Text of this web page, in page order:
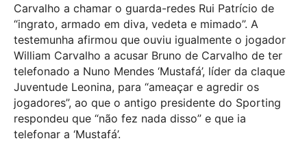
Carvalho a chamar o guarda-redes Rui Patrício de
“ingrato, armado em diva, vedeta e mimado”. A
testemunha afirmou que ouviu igualmente o jogador
William Carvalho a acusar Bruno de Carvalho de ter
telefonado a Nuno Mendes ‘Mustafá’, líder da claque
Juventude Leonina, para “ameaçar e agredir os
jogadores”, ao que o antigo presidente do Sporting
respondeu que “não fez nada disso” e que ia
telefonar a ‘Mustafá’.